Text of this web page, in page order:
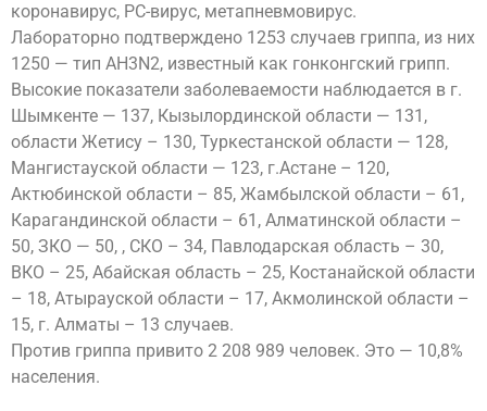
коронавирус, РС-вирус, метапневмовирус.
Лабораторно подтверждено 1253 случаев гриппа, из них
1250 — тип АH3N2, известный как гонконгский грипп.
Высокие показатели заболеваемости наблюдается в г.
Шымкенте — 137, Кызылординской области — 131,
области Жетису – 130, Туркестанской области — 128,
Мангистауской области — 123, г.Астане – 120,
Актюбинской области – 85, Жамбылской области – 61,
Карагандинской области – 61, Алматинской области –
50, ЗКО — 50, , СКО – 34, Павлодарская область – 30,
ВКО – 25, Абайская область – 25, Костанайской области
– 18, Атырауской области – 17, Акмолинской области –
15, г. Алматы – 13 случаев.
Против гриппа привито 2 208 989 человек. Это — 10,8%
населения.